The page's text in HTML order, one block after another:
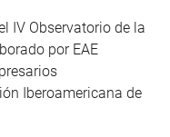
IV Observatorio de la
por EAE
Iberoamericana de